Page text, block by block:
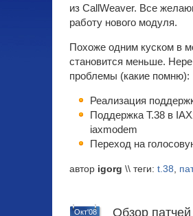
из CallWeaver. Все
работу нового модуля.
Похоже одним куском в
становится меньше.
проблемы (какие помню):
Реализация
Поддержка Т.38 в
iaxmodem
Переход на
автор igorg \\ теги: t.38,
Окт'08
Обзор